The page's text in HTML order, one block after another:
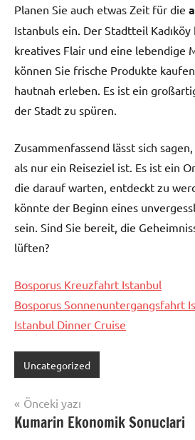
Planen Sie auch etwas Zeit für die
Istanbuls ein. Der Stadtteil
kreatives Flair und eine lebendige
können Sie frische Produkte
hautnah erleben. Es ist ein
der Stadt zu spüren.
Zusammenfassend lässt sich
als nur ein Reiseziel ist. Es ist ein
die darauf warten, entdeckt zu
könnte der Beginn eines
sein. Sind Sie bereit, die
lüften?
Bosporus Kreuzfahrt Istanbul
Bosporus Sonnenuntergangsfahrt
Istanbul Dinner Cruise
Uncategorized
Yazı
gezinmesi
Önceki yazı
Kumarin Ekonomik Sonuclari